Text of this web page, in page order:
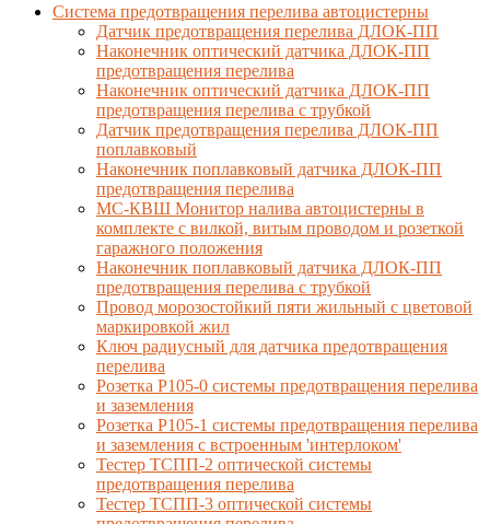
Система предотвращения перелива автоцистерны
Датчик предотвращения перелива ДЛОК-ПП
Наконечник оптический датчика ДЛОК-ПП
предотвращения перелива
Наконечник оптический датчика ДЛОК-ПП
предотвращения перелива с трубкой
Датчик предотвращения перелива ДЛОК-ПП
поплавковый
Наконечник поплавковый датчика ДЛОК-ПП
предотвращения перелива
МС-КВШ Монитор налива автоцистерны в
комплекте с вилкой, витым проводом и розеткой
гаражного положения
Наконечник поплавковый датчика ДЛОК-ПП
предотвращения перелива с трубкой
Провод морозостойкий пяти жильный с цветовой
маркировкой жил
Ключ радиусный для датчика предотвращения
перелива
Розетка Р105-0 системы предотвращения перелива
и заземления
Розетка Р105-1 системы предотвращения перелива
и заземления с встроенным 'интерлоком'
Тестер ТСПП-2 оптической системы
предотвращения перелива
Тестер ТСПП-3 оптической системы